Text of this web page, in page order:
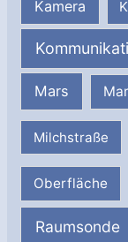
Kamera
Mars
Milchstraße
Oberfläche
Raumsonde